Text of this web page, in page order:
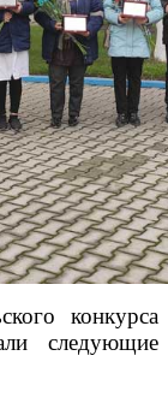
конкурса
следующие